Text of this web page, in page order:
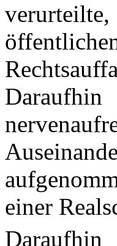
einer